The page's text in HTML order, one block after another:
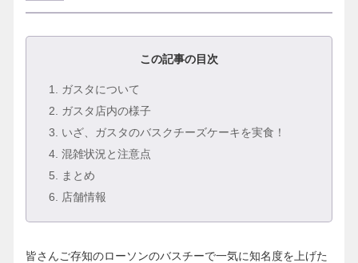
この記事の目次
1
. ガスタについて
2 . ガスタ店内の様子
3 . いざ、ガスタのバスクチーズケーキを実食！
4 . 混雑状況と注意点
5 . まとめ
6 . 店舗情報
皆さんご存知のローソンのバスチーで一気に知名度を上げた